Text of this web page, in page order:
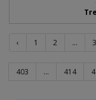
‹ 1 2 ...
403
... 414